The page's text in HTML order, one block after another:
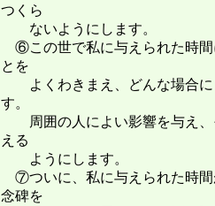
つくら
ないようにします。
⑥この世で私に与えられた時間
とを
よくわきまえ、どんな場合に
す。
周囲の人によい影響を与え、
える
ようにします。
⑦ついに、私に与えられた時間
念碑を